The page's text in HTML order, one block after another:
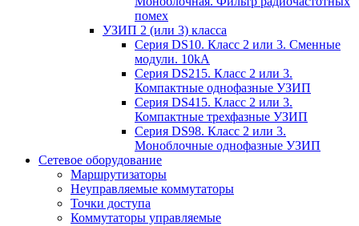
помех
УЗИП 2 (или 3) класса
Серия DS10. Класс 2 или 3. Сменные
модули. 10kA
Серия DS215. Класс 2 или 3.
Компактные однофазные УЗИП
Серия DS415. Класс 2 или 3.
Компактные трехфазные УЗИП
Серия DS98. Класс 2 или 3.
Моноблочные однофазные УЗИП
Сетевое оборудование
Маршрутизаторы
Неуправляемые коммутаторы
Точки доступа
Коммутаторы управляемые